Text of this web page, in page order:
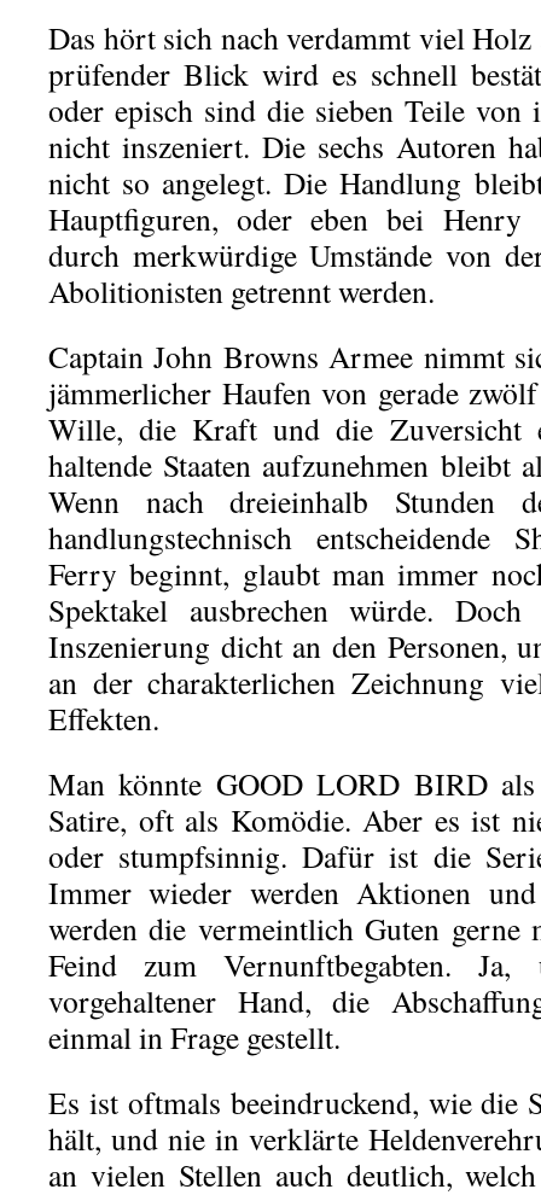
Das hört sich nach verdammt viel
prüfender Blick wird es schnell
oder episch sind die sieben Teile von
nicht inszeniert. Die sechs Autoren
nicht so angelegt. Die Handlung
Hauptfiguren, oder eben bei Henry
durch merkwürdige Umstände von
Abolitionisten getrennt werden.
Captain John Browns Armee nimmt
jämmerlicher Haufen von gerade
Wille, die Kraft und die Zuversicht
haltende Staaten aufzunehmen bleibt
Wenn nach dreieinhalb Stunden
handlungstechnisch entscheidende
Ferry beginnt, glaubt man immer
Spektakel ausbrechen würde.
Inszenierung dicht an den Personen,
an der charakterlichen Zeichnung
Effekten.
Man könnte GOOD LORD BIRD als
Satire, oft als Komödie. Aber es ist
oder stumpfsinnig. Dafür ist die
Immer wieder werden Aktionen
werden die vermeintlich Guten gerne
Feind zum Vernunftbegabten.
vorgehaltener Hand, die
einmal in Frage gestellt.
Es ist oftmals beeindruckend, wie die
hält, und nie in verklärte
an vielen Stellen auch deutlich,